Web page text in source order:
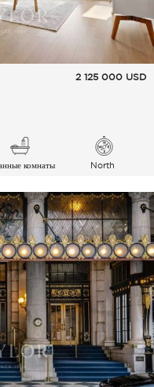
2 125 000 USD
комнаты North